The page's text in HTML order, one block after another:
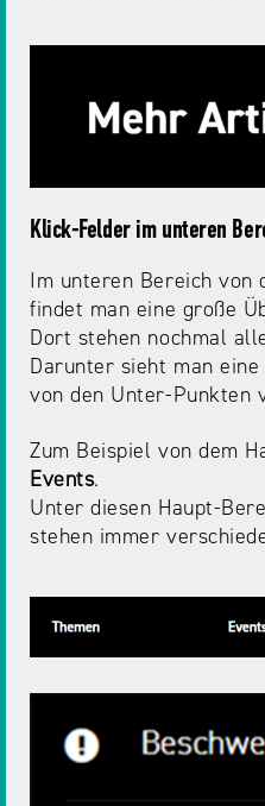
Klick-Felder im unteren
Im unteren Bereich von
findet man eine große
Dort stehen nochmal
Darunter sieht man
von den Unter-Punkten
Zum Beispiel von dem
Events.
Unter diesen Haupt-
stehen immer